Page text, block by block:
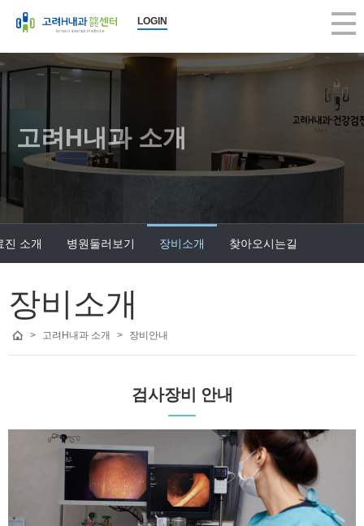
LOGIN
고려H내과 소개
진 소개 병원둘러보기 장비소개 찾아오시는길
장비소개
> 고려H내과 소개 > 장비안내
검사장비 안내